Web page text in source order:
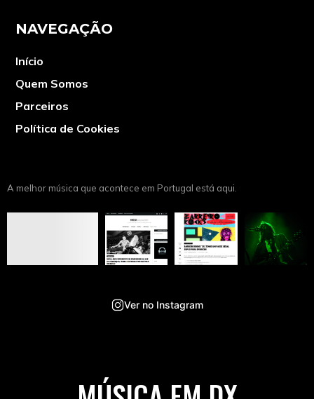
NAVEGAÇÃO
Início
Quem Somos
Parceiros
Política de Cookies
A melhor música que acontece em Portugal está aqui.
Ver no Instagram